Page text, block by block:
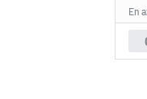
En